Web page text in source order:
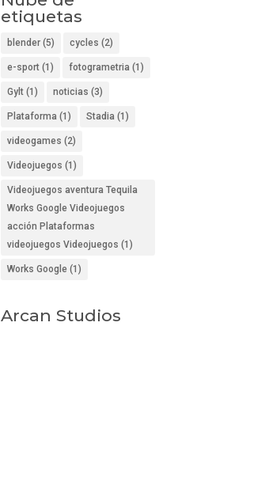
etiquetas
blender (5) cycles (2)
e-sport (1) fotogrametria (1)
Gylt (1) noticias (3)
Plataforma (1) Stadia (1)
videogames (2)
Videojuegos (1)
Videojuegos aventura Tequila
Works Google Videojuegos
acción Plataformas
videojuegos Videojuegos (1)
Works Google (1)
Arcan Studios